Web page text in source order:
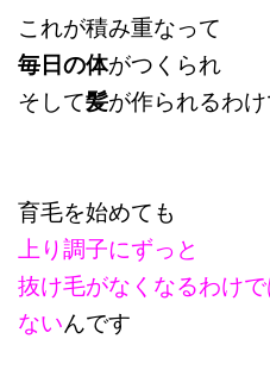
これが積み重なって
毎日の体がつくられ
そして髪が作られるわ
育毛を始めても
上り調子にずっと
抜け毛がなくなるわけ
ないんです